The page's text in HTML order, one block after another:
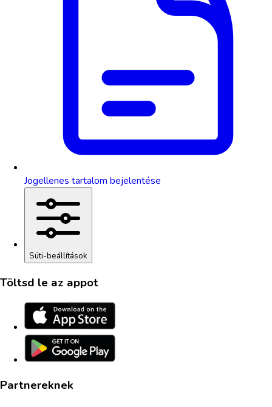
Jogellenes tartalom bejelentése
Süti-beállítások
Töltsd le az appot
Partnereknek